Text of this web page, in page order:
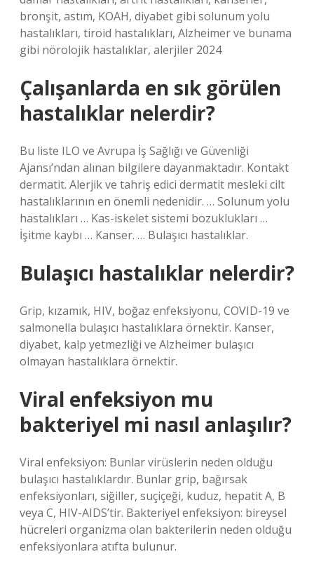
bronşit, astım, KOAH, diyabet gibi solunum yolu
hastalıkları, tiroid hastalıkları, Alzheimer ve bunama
gibi nörolojik hastalıklar, alerjiler 2024
Çalışanlarda en sık görülen
hastalıklar nelerdir?
Bu liste ILO ve Avrupa İş Sağlığı ve Güvenliği
Ajansı’ndan alınan bilgilere dayanmaktadır. Kontakt
dermatit. Alerjik ve tahriş edici dermatit mesleki cilt
hastalıklarının en önemli nedenidir. … Solunum yolu
hastalıkları … Kas-iskelet sistemi bozuklukları …
İşitme kaybı … Kanser. … Bulaşıcı hastalıklar.
Bulaşıcı hastalıklar nelerdir?
Grip, kızamık, HIV, boğaz enfeksiyonu, COVID-19 ve
salmonella bulaşıcı hastalıklara örnektir. Kanser,
diyabet, kalp yetmezliği ve Alzheimer bulaşıcı
olmayan hastalıklara örnektir.
Viral enfeksiyon mu
bakteriyel mi nasıl anlaşılır?
Viral enfeksiyon: Bunlar virüslerin neden olduğu
bulaşıcı hastalıklardır. Bunlar grip, bağırsak
enfeksiyonları, siğiller, suçiçeği, kuduz, hepatit A, B
veya C, HIV-AIDS’tir. Bakteriyel enfeksiyon: bireysel
hücreleri organizma olan bakterilerin neden olduğu
enfeksiyonlara atıfta bulunur.